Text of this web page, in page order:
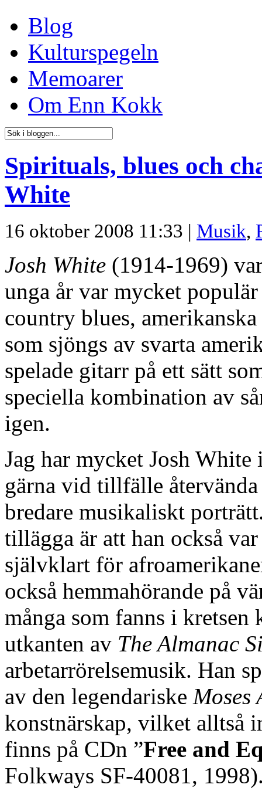
Blog
Kulturspegeln
Memoarer
Om Enn Kokk
Spirituals, blues och
White
16 oktober 2008 11:33 | Musik,
Josh White (1914-1969)
unga år var mycket
country blues,
som sjöngs av svarta
spelade gitarr på ett sätt
speciella kombination av
igen.
Jag har mycket Josh
gärna vid tillfälle
bredare musikaliskt
tillägga är att han också
självklart för
också hemmahörande på
många som fanns i
utkanten av The Almanac
arbetarrörelsemusik. Han
av den legendariske Moses
konstnärskap, vilket alltså
finns på CDn ”Free and
Folkways SF-40081,